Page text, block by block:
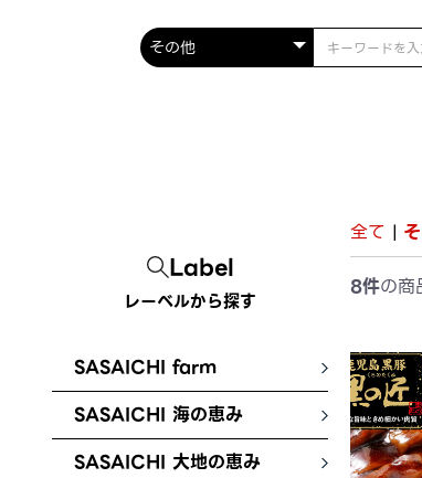
Label
レーベルから探す
SASAICHI farm
SASAICHI 海の恵み
SASAICHI 大地の恵み
全て |
8件の商